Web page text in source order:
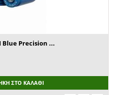
Blue Precision ...
ΣΤΟ ΚΑΛΆΘΙ